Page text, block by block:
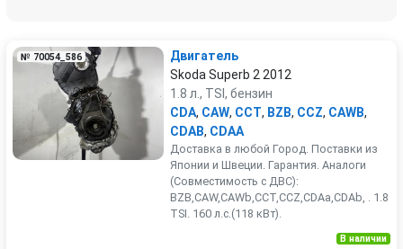
№ 70054_586
Двигатель
Skoda Superb 2 2012
1.8 л., TSI, бензин
CDA, CAW, CCT, BZB, CCZ, CAWB,
CDAB, CDAA
Доставка в любой Город. Поставки из
Японии и Швеции. Гарантия. Аналоги
(Совместимость с ДВС):
BZB,CAW,CAWb,CCT,CCZ,CDAa,CDAb, . 1.8
TSI. 160 л.с.(118 кВт).
В наличии